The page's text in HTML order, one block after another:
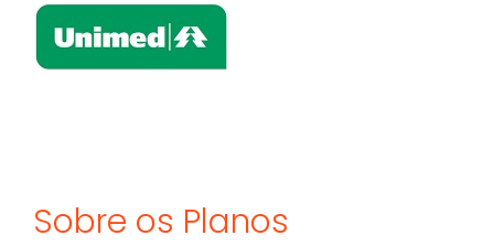
Sobre os Planos